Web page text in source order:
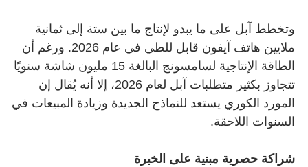
وتخطط آبل على ما يبدو لإنتاج ما بين ستة إلى ثمانية
ملايين هاتف آيفون قابل للطي في عام 2026. ورغم أن
الطاقة الإنتاجية لسامسونج البالغة 15 مليون شاشة سنويًا
تتجاوز بكثير متطلبات آبل لعام 2026، إلا أنه يُقال إن
المورد الكوري يستعد للنماذج الجديدة وزيادة المبيعات في
السنوات اللاحقة.
شراكة حصرية مبنية على الخبرة